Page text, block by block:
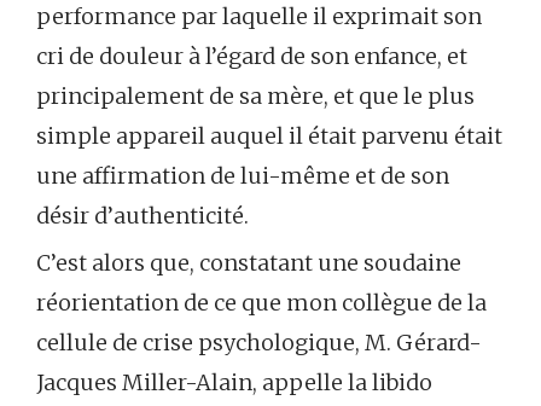
performance par laquelle il exprimait son
cri de douleur à l’égard de son enfance, et
principalement de sa mère, et que le plus
simple appareil auquel il était parvenu était
une affirmation de lui-même et de son
désir d’authenticité.
C’est alors que, constatant une soudaine
réorientation de ce que mon collègue de la
cellule de crise psychologique, M. Gérard-
Jacques Miller-Alain, appelle la libido